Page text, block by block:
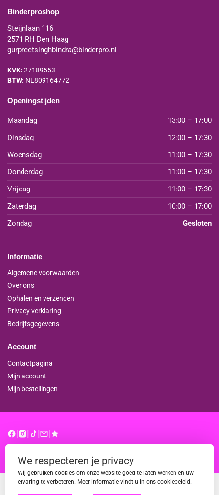
Binderproshop
Steijnlaan 116
2571 RH Den Haag
gurpreetsinghbindra@binderpro.nl
KVK: 27189553
BTW: NL809164772
Openingstijden
Maandag
13:00 – 17:00
Dinsdag
12:00 – 17:30
Woensdag
11:00 – 17:30
Donderdag
11:00 – 17:30
Vrijdag
11:00 – 17:30
Zaterdag
10:00 – 17:00
Zondag
Gesloten
Informatie
Algemene voorwaarden
Over ons
Ophalen en verzenden
Privacy verklaring
Bedrijfsgegevens
Account
Contactpagina
Mijn account
Mijn bestellingen
We respecteren je privacy
Wij gebruiken cookies om onze website goed te laten werken en uw
ervaring te verbeteren. Meer informatie vindt u in ons cookiebeleid.